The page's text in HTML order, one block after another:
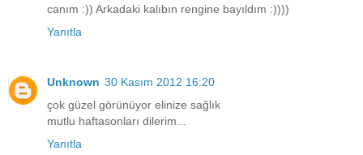
canım :)) Arkadaki kalıbın rengine bayıldım :))))
Yanıtla
Unknown 30 Kasım 2012 16:20
çok güzel görünüyor elinize sağlık
mutlu haftasonları dilerim...
Yanıtla